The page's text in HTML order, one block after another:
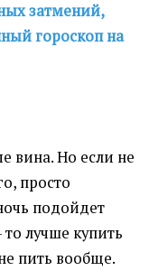
затмений,
гороскоп на
вина. Но если не
просто
подойдет
лучше купить
пить вообще.